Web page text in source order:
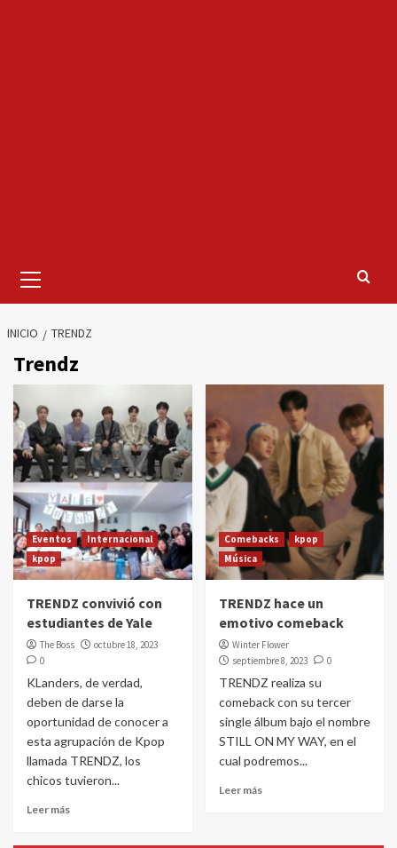
primario
INICIO TRENDZ
Trendz
Eventos
Internacional
kpop
TRENDZ convivió con
estudiantes de Yale
The Boss
octubre 18, 2023
0
KLanders, de verdad,
deben de darse la
oportunidad de conocer a
esta agrupación de Kpop
llamada TRENDZ, los
chicos tuvieron...
Leer más
Comebacks
kpop
Música
TRENDZ hace un
emotivo comeback
Winter Flower
septiembre 8, 2023
0
TRENDZ realiza su
comeback con su tercer
single álbum bajo el nombre
STILL ON MY WAY, en el
cual podremos...
Leer más